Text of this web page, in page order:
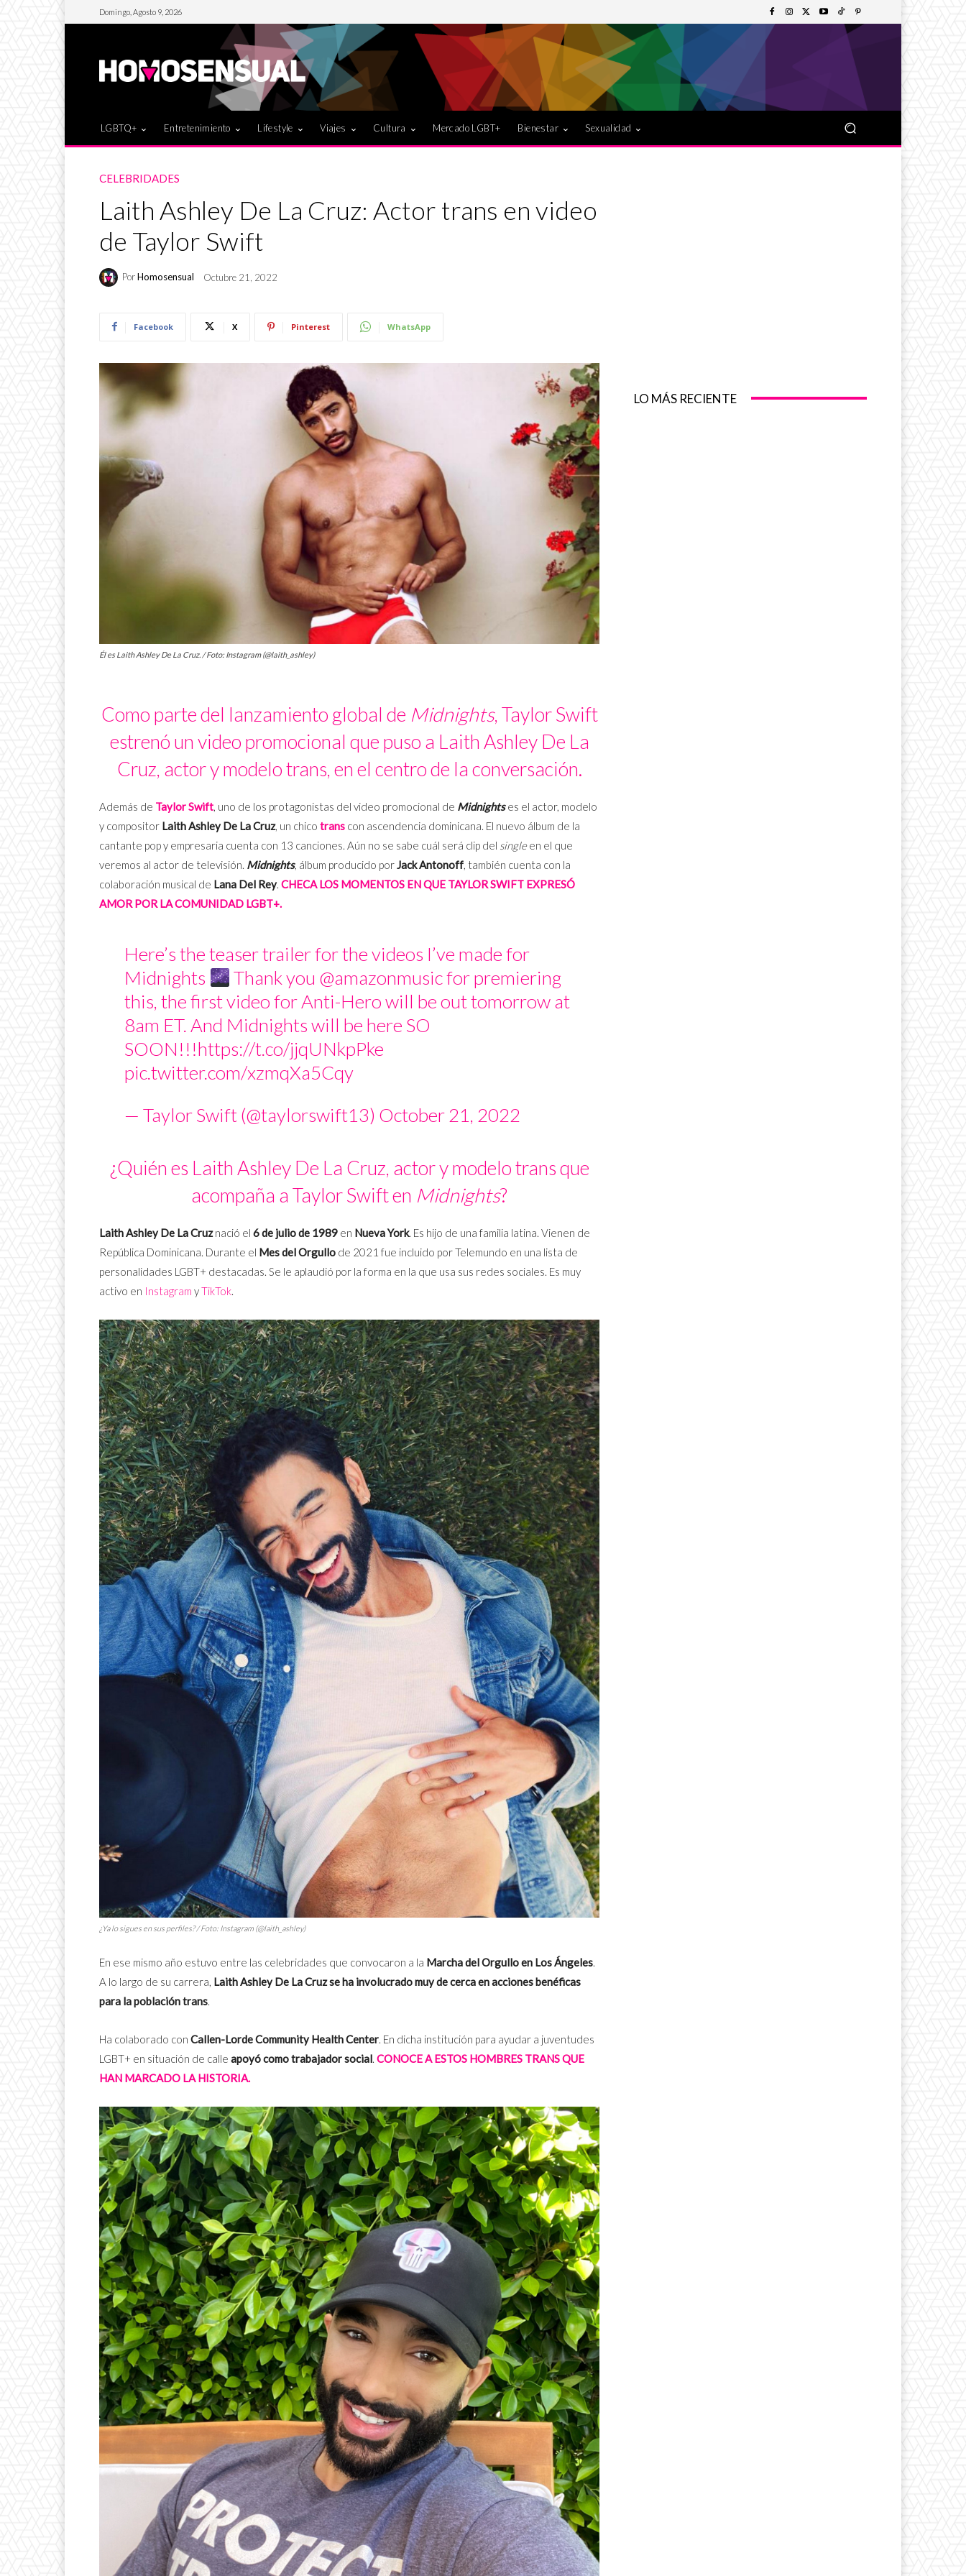
Domingo, Agosto 9, 2026
LGBTQ+ Entretenimiento Lifestyle Viajes Cultura Mercado LGBT+ Bienestar Sexualidad
CELEBRIDADES
Laith Ashley De La Cruz: Actor trans en video
de Taylor Swift
PorHomosensual Octubre 21, 2022
Facebook X Pinterest WhatsApp
Él es Laith Ashley De La Cruz. / Foto: Instagram (@laith_ashley)
Como parte del lanzamiento global de Midnights, Taylor Swift
estrenó un video promocional que puso a Laith Ashley De La
Cruz, actor y modelo trans, en el centro de la conversación.
Además de Taylor Swift, uno de los protagonistas del video promocional de Midnightses el actor, modelo
y compositor Laith Ashley De La Cruz, un chico trans con ascendencia dominicana. El nuevo álbum de la
cantante pop y empresaria cuenta con 13 canciones. Aún no se sabe cuál será clip del singleen el que
veremos al actor de televisión. Midnights, álbum producido porJack Antonoff, también cuenta con la
colaboración musical de Lana Del Rey. CHECA LOS MOMENTOS EN QUE TAYLOR SWIFT EXPRESÓ
AMOR POR LA COMUNIDAD LGBT+.
Here’s the teaser trailer for the videos I’ve made for
Midnights
Thank you @amazonmusicfor premiering
this, the first video for Anti-Hero will be out tomorrow at
8am ET. And Midnights will be here SO
SOON!!!https://t.co/jjqUNkpPke
pic.twitter.com/xzmqXa5Cqy
— Taylor Swift (@taylorswift13) October 21, 2022
¿Quién es Laith Ashley De La Cruz, actor y modelo trans que
acompaña a Taylor Swift en Midnights?
Laith Ashley De La Cruznació el 6 de julio de 1989 en Nueva York. Es hijo de una familia latina. Vienen de
República Dominicana. Durante el Mes del Orgullo de 2021 fue incluido por Telemundo en una lista de
personalidades LGBT+ destacadas. Se le aplaudió por la forma en la que usa sus redes sociales. Es muy
activo en Instagram yTikTok.
¿Ya lo sigues en sus perfiles? / Foto: Instagram (@laith_ashley)
En ese mismo año estuvo entre las celebridades que convocaron a la Marcha del Orgullo en Los Ángeles.
A lo largo de su carrera, Laith Ashley De La Cruz se ha involucrado muy de cerca en acciones benéficas
para la población trans.
Ha colaborado con Callen-Lorde Community Health Center. En dicha institución para ayudar a juventudes
LGBT+ en situación de calle apoyó como trabajador social. CONOCE A ESTOS HOMBRES TRANS QUE
HAN MARCADO LA HISTORIA.
LO MÁS RECIENTE